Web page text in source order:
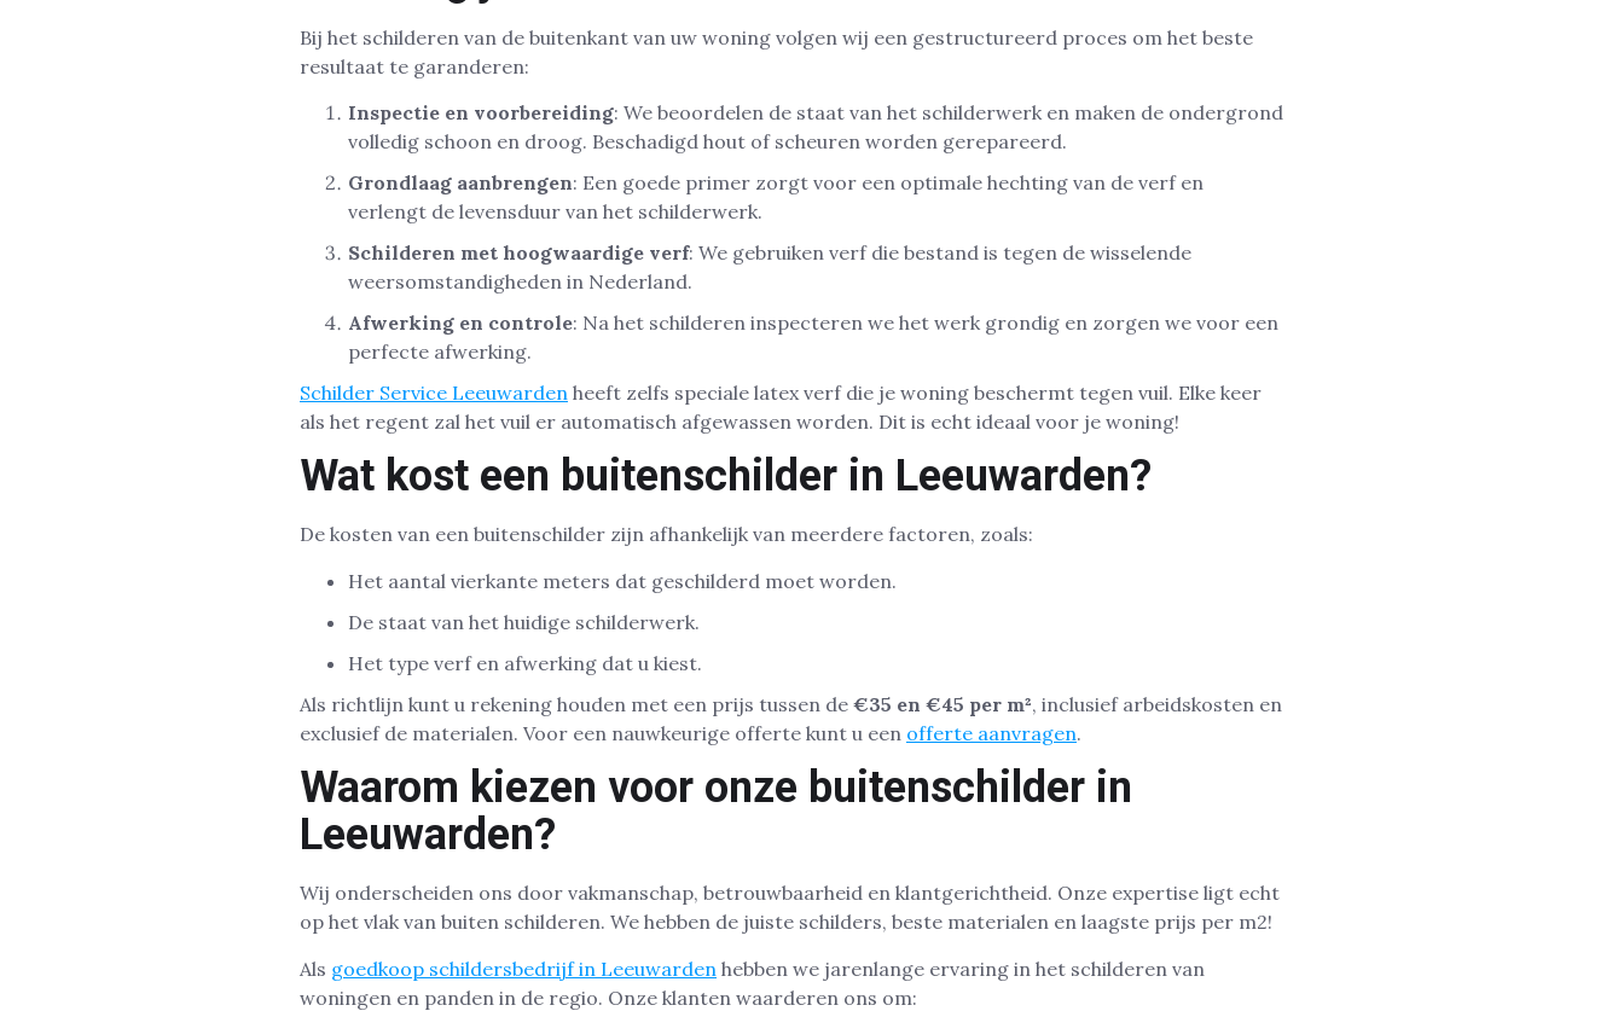
Bij het schilderen van de buitenkant van uw woning volgen wij een gestructureerd proces om het beste
resultaat te garanderen:
Inspectie en voorbereiding: We beoordelen de staat van het schilderwerk en maken de ondergrond
volledig schoon en droog. Beschadigd hout of scheuren worden gerepareerd.
Grondlaag aanbrengen: Een goede primer zorgt voor een optimale hechting van de verf en
verlengt de levensduur van het schilderwerk.
Schilderen met hoogwaardige verf: We gebruiken verf die bestand is tegen de wisselende
weersomstandigheden in Nederland.
Afwerking en controle: Na het schilderen inspecteren we het werk grondig en zorgen we voor een
perfecte afwerking.
Schilder Service Leeuwarden heeft zelfs speciale latex verf die je woning beschermt tegen vuil. Elke keer
als het regent zal het vuil er automatisch afgewassen worden. Dit is echt ideaal voor je woning!
Wat kost een buitenschilder in Leeuwarden?
De kosten van een buitenschilder zijn afhankelijk van meerdere factoren, zoals:
Het aantal vierkante meters dat geschilderd moet worden.
De staat van het huidige schilderwerk.
Het type verf en afwerking dat u kiest.
Als richtlijn kunt u rekening houden met een prijs tussen de €35 en €45 per m², inclusief arbeidskosten en
exclusief de materialen. Voor een nauwkeurige offerte kunt u een offerte aanvragen.
Waarom kiezen voor onze buitenschilder in
Leeuwarden?
Wij onderscheiden ons door vakmanschap, betrouwbaarheid en klantgerichtheid. Onze expertise ligt echt
op het vlak van buiten schilderen. We hebben de juiste schilders, beste materialen en laagste prijs per m2!
Als goedkoop schildersbedrijf in Leeuwarden hebben we jarenlange ervaring in het schilderen van
woningen en panden in de regio. Onze klanten waarderen ons om: